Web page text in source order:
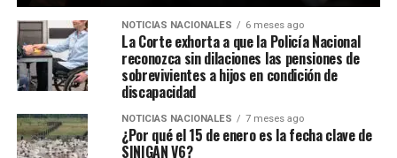
NOTICIAS NACIONALES 6 meses ago
La Corte exhorta a que la Policía Nacional
reconozca sin dilaciones las pensiones de
sobrevivientes a hijos en condición de
discapacidad
NOTICIAS NACIONALES 7 meses ago
¿Por qué el 15 de enero es la fecha clave de
SINIGAN V6?